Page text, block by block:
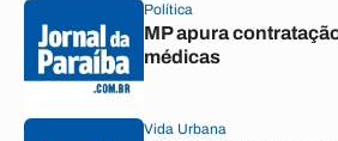
Política
MP apura
médicas
Vida Urbana